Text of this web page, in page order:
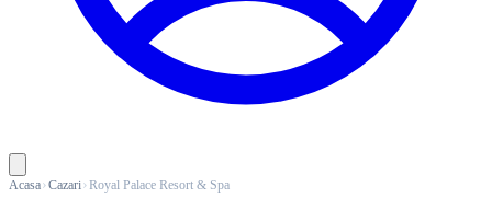
Acasa Cazari Royal Palace Resort & Spa